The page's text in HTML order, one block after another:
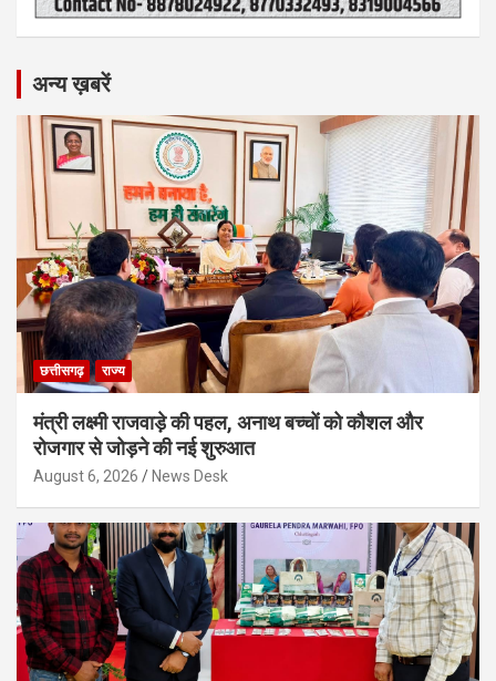
अन्य ख़बरें
छत्तीसगढ़ राज्य
मंत्री लक्ष्मी राजवाड़े की पहल, अनाथ बच्चों को कौशल और
रोजगार से जोड़ने की नई शुरुआत
August 6, 2026 News Desk